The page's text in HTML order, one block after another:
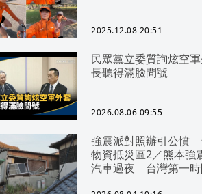
2025.12.08 20:51
民眾黨立委質詢炫空
長聽得滿臉問號
2026.08.06 09:55
強震派對照辦引公憤
物資抵災區2／熊本強
汽車過夜 台灣第一時